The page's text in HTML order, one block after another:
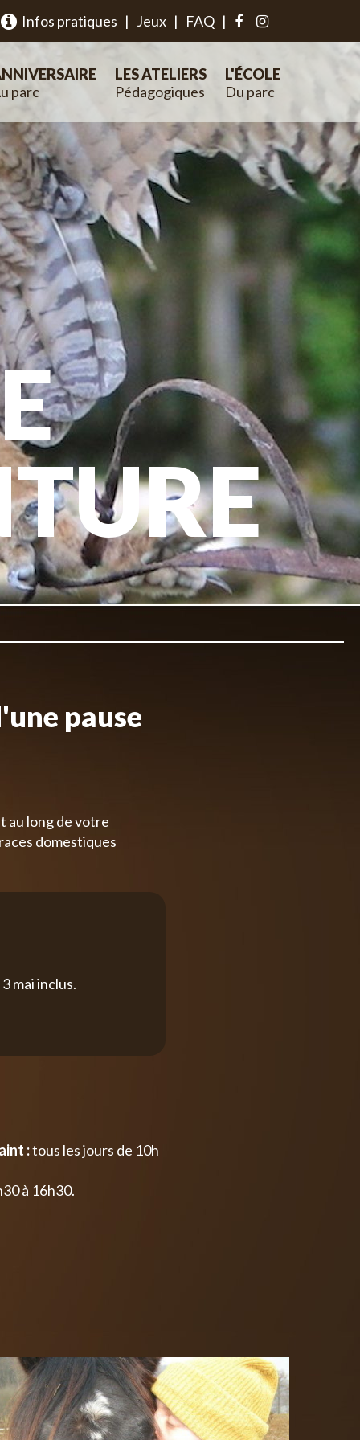
Infos pratiques | Jeux | FAQ |
parc
LES ATELIERS
Pédagogiques
L'ÉCOLE
Du parc
pause
au long de votre
domestiques
mai inclus.
:tous les jours de 10h
à 16h30.